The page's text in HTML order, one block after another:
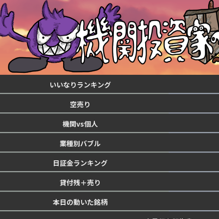
いいなりランキング
空売り
機関vs個人
業種別バブル
日証金ランキング
貸付残＋売り
本日の動いた銘柄